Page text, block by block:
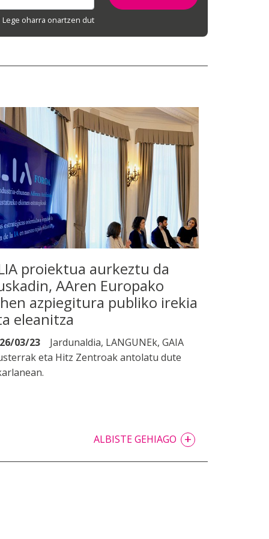
Lege oharra onartzen dut
proiektua aurkeztu da
AAren Europako
azpiegitura publiko irekia
eleanitza
03/23
Jardunaldia, LANGUNEk, GAIA
eta Hitz Zentroak antolatu dute
ALBISTE GEHIAGO +